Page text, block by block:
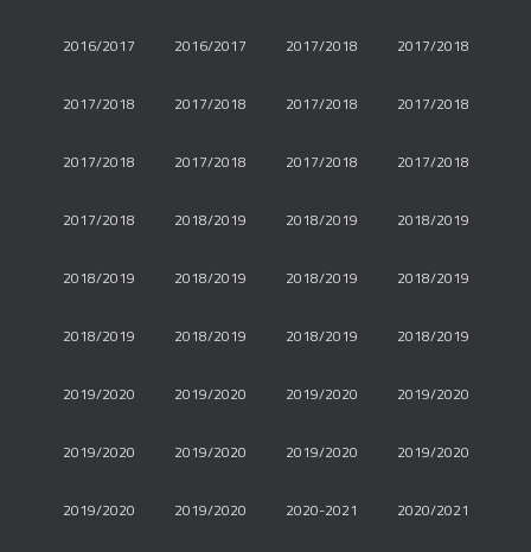
2016/2017 2016/2017 2017/2018 2017/2018
2017/2018 2017/2018 2017/2018 2017/2018
2017/2018 2017/2018 2017/2018 2017/2018
2017/2018 2018/2019 2018/2019 2018/2019
2018/2019 2018/2019 2018/2019 2018/2019
2018/2019 2018/2019 2018/2019 2018/2019
2019/2020 2019/2020 2019/2020 2019/2020
2019/2020 2019/2020 2019/2020 2019/2020
2019/2020 2019/2020 2020-2021 2020/2021